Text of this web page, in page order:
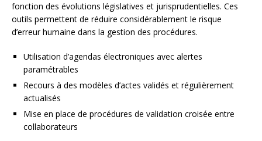
fonction des évolutions législatives et jurisprudentielles. Ces
outils permettent de réduire considérablement le risque
d’erreur humaine dans la gestion des procédures.
Utilisation d’agendas électroniques avec alertes
paramétrables
Recours à des modèles d’actes validés et régulièrement
actualisés
Mise en place de procédures de validation croisée entre
collaborateurs